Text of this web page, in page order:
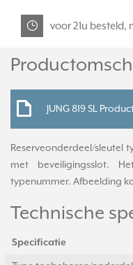
voor 21u besteld,
JUNG 819 SL
Reserveonderdeel/sleutel
met beveiligingsslot.
typenummer. Afbeelding
Technische
Specificatie